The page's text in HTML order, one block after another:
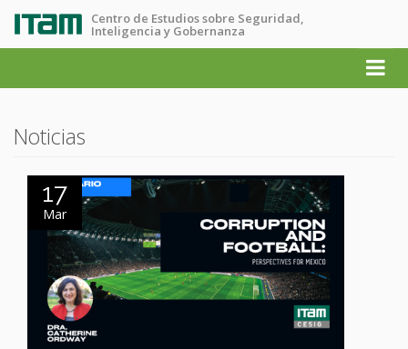
Centro de Estudios sobre Seguridad,
Inteligencia y Gobernanza
Noticias
17
Mar